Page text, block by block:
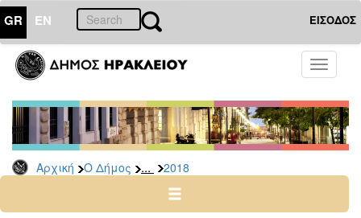
GR EN ΕΙΣΟΔΟΣ
Toggle
Αρχική Ο Δήμος ... 2018
ΔΗΜΟΣ
Διακηρύξεις
-
Δημοπρασίες
Αρχείο
2025